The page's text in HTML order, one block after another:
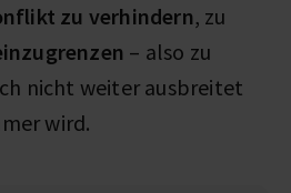
zu verhindern, zu
– also zu
nicht weiter ausbreitet
wird.